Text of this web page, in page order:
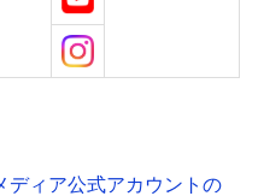
ディア公式アカウントの